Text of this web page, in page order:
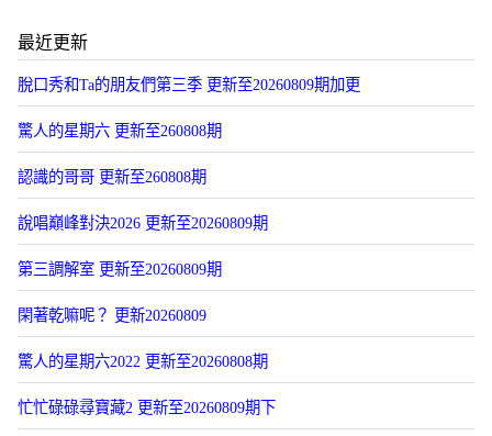
最近更新
脫口秀和Ta的朋友們第三季 更新至20260809期加更
驚人的星期六 更新至260808期
認識的哥哥 更新至260808期
說唱巔峰對決2026 更新至20260809期
第三調解室 更新至20260809期
閑著乾嘛呢？ 更新20260809
驚人的星期六2022 更新至20260808期
忙忙碌碌尋寶藏2 更新至20260809期下